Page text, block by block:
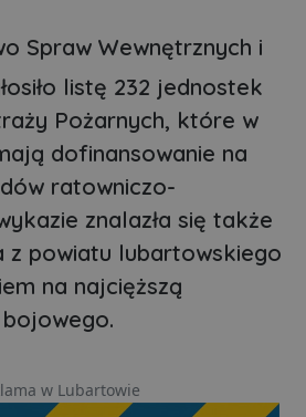
Spraw Wewnętrznych i
listę 232 jednostek
Pożarnych, które w
dofinansowanie na
ratowniczo-
znalazła się także
z powiatu lubartowskiego
na najcięższą
w Lubartowie